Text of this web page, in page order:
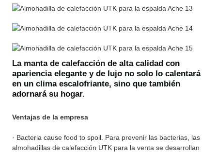
La manta de calefacción de alta calidad con
apariencia elegante y de lujo no solo lo calentará
en un clima escalofriante, sino que también
adornará su hogar.
Ventajas de la empresa
· Bacteria cause food to spoil. Para prevenir las bacterias, las
almohadillas de calefacción UTK para la venta se desarrollan